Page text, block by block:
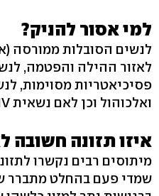
למי אסור להניק?
לנשים הסובלות ממורסה
לאזור ההילה והפטמה,
פסיכיאטריות מסוימות,
ואלכוהול וכן לאם נשאית HIV או הפטיטיס B.
איזו תזונה חשובה
מיתוסים רבים נקשרו
שמדי פעם בהחלט מתברר